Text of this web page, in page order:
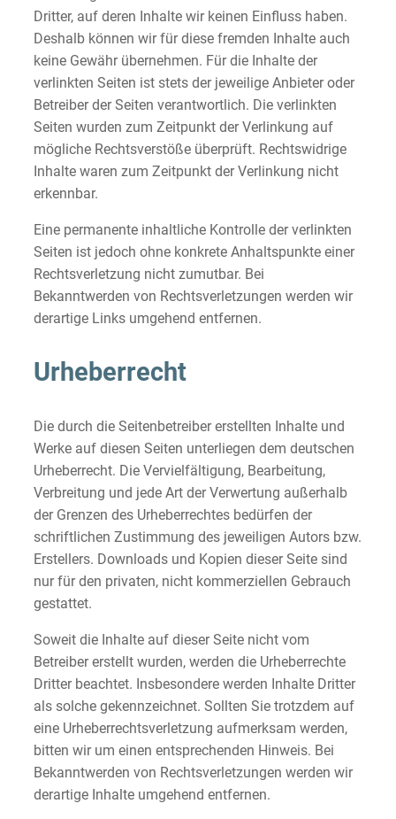
Dritter, auf deren Inhalte wir keinen Einfluss haben.
Deshalb können wir für diese fremden Inhalte auch
keine Gewähr übernehmen. Für die Inhalte der
verlinkten Seiten ist stets der jeweilige Anbieter oder
Betreiber der Seiten verantwortlich. Die verlinkten
Seiten wurden zum Zeitpunkt der Verlinkung auf
mögliche Rechtsverstöße überprüft. Rechtswidrige
Inhalte waren zum Zeitpunkt der Verlinkung nicht
erkennbar.
Eine permanente inhaltliche Kontrolle der verlinkten
Seiten ist jedoch ohne konkrete Anhaltspunkte einer
Rechtsverletzung nicht zumutbar. Bei
Bekanntwerden von Rechtsverletzungen werden wir
derartige Links umgehend entfernen.
Urheberrecht
Die durch die Seitenbetreiber erstellten Inhalte und
Werke auf diesen Seiten unterliegen dem deutschen
Urheberrecht. Die Vervielfältigung, Bearbeitung,
Verbreitung und jede Art der Verwertung außerhalb
der Grenzen des Urheberrechtes bedürfen der
schriftlichen Zustimmung des jeweiligen Autors bzw.
Erstellers. Downloads und Kopien dieser Seite sind
nur für den privaten, nicht kommerziellen Gebrauch
gestattet.
Soweit die Inhalte auf dieser Seite nicht vom
Betreiber erstellt wurden, werden die Urheberrechte
Dritter beachtet. Insbesondere werden Inhalte Dritter
als solche gekennzeichnet. Sollten Sie trotzdem auf
eine Urheberrechtsverletzung aufmerksam werden,
bitten wir um einen entsprechenden Hinweis. Bei
Bekanntwerden von Rechtsverletzungen werden wir
derartige Inhalte umgehend entfernen.